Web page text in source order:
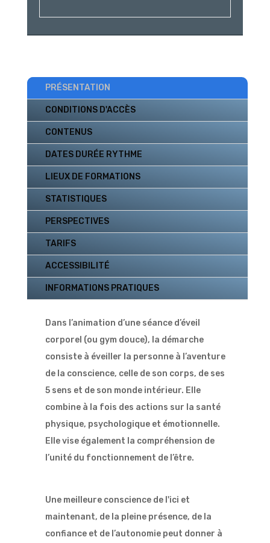
PRÉSENTATION
CONDITIONS D'ACCÈS
CONTENUS
DATES DURÉE RYTHME
LIEUX DE FORMATIONS
STATISTIQUES
PERSPECTIVES
TARIFS
ACCESSIBILITÉ
INFORMATIONS PRATIQUES
Dans l’animation d’une séance d’éveil
corporel (ou gym douce), la démarche
consiste à éveiller la personne à l’aventure
de la conscience, celle de son corps, de ses
5 sens et de son monde intérieur. Elle
combine à la fois des actions sur la santé
physique, psychologique et émotionnelle.
Elle vise également la compréhension de
l’unité du fonctionnement de l’être.
Une meilleure conscience de l'ici et
maintenant, de la pleine présence, de la
confiance et de l’autonomie peut donner à